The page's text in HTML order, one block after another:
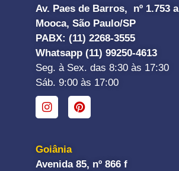
Av. Paes de Barros, nº 1.753 a
Mooca, São Paulo/SP
PABX: (11) 2268-3555
Whatsapp (11) 99250-4613
Seg. à Sex. das 8:30 às 17:30
Sáb. 9:00 às 17:00
Goiânia
Avenida 85, nº 866 f